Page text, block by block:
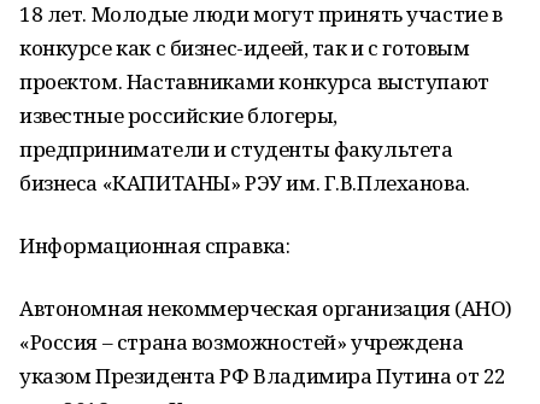
18 лет. Молодые люди могут принять участие в
конкурсе как с бизнес-идеей, так и с готовым
проектом. Наставниками конкурса выступают
известные российские блогеры,
предприниматели и студенты факультета
бизнеса «КАПИТАНЫ» РЭУ им. Г.В.Плеханова.
Информационная справка:
Автономная некоммерческая организация (АНО)
«Россия – страна возможностей» учреждена
указом Президента РФ Владимира Путина от 22